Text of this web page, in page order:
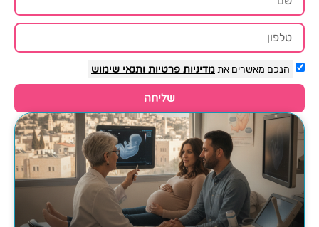
הנכם מאשרים אתמדיניות פרטיות ותנאי שימוש
שליחה